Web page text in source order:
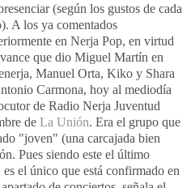
(según los gustos de cada
A los ya comentados
en Nerja Pop, en virtud
que dio Miguel Martín en
Manuel Orta, Kiko y Shara
Carmona, hoy al mediodía
de Radio Nerja Juventud
de La Unión. Era el grupo que
"joven" (una carcajada bien
Pues siendo este el último
el único que está confirmado en